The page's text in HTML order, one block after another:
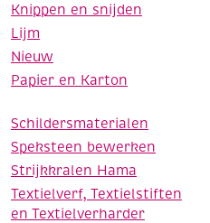
Knippen en snijden
Lijm
Nieuw
Papier en Karton
Schildersmaterialen
Speksteen bewerken
Strijkkralen Hama
Textielverf, Textielstiften
en Textielverharder